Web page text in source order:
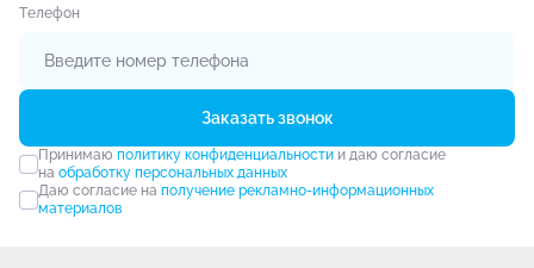
Tелефон
Заказать звонок
Принимаю политику конфиденциальностии даю согласие
на обработку персональных данных
Даю согласие на получение рекламно-информационных
материалов